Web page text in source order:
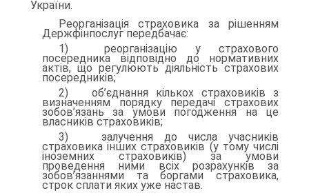
України.
Реорганізація страховика за рішенням
Держфінпослуг перед­бачає:
1) реорганізацію у страхового
посередника відповідно до нормативних
актів, що регулюють діяльність страхових
посеред­ників;
2) об’єднання кількох страховиків з
визначенням порядку пе­редачі страхових
зобов’язань за умови погодження на це
власни­ків страховиків;
3) залучення до числа учасників
страховика інших страхови­ків (у тому числі
іноземних страховиків) за умови
проведення ними всіх розрахунків за
зобов’язаннями та боргами страховика,
строк сплати яких уже настав.